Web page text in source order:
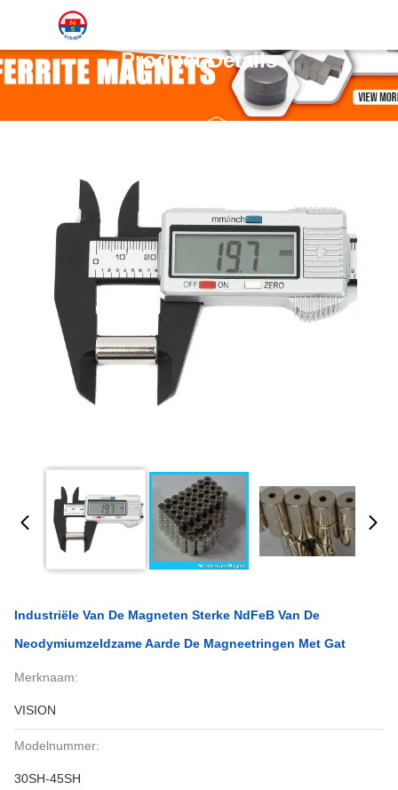
Product Details
Industriële Van De Magneten Sterke NdFeB Van De
Neodymiumzeldzame Aarde De Magneetringen Met Gat
Merknaam:
VISION
Modelnummer:
30SH-45SH